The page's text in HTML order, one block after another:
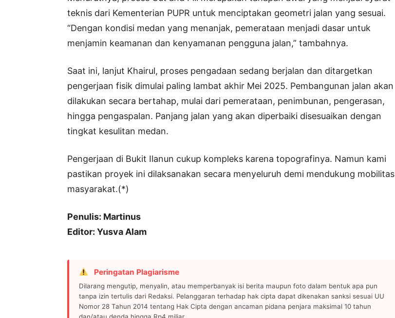
teknis dari Kementerian PUPR untuk menciptakan geometri jalan yang sesuai.
“Dengan kondisi medan yang menanjak, pemerataan menjadi dasar untuk
menjamin keamanan dan kenyamanan pengguna jalan,” tambahnya.
Saat ini, lanjut Khairul, proses pengadaan sedang berjalan dan ditargetkan
pengerjaan fisik dimulai paling lambat akhir Mei 2025. Pembangunan jalan akan
dilakukan secara bertahap, mulai dari pemerataan, penimbunan, pengerasan,
hingga pengaspalan. Panjang jalan yang akan diperbaiki disesuaikan dengan
tingkat kesulitan medan.
Pengerjaan di Bukit Ilanun cukup kompleks karena topografinya. Namun kami
pastikan proyek ini dilaksanakan secara menyeluruh demi mendukung mobilitas
masyarakat.(*)
Penulis: Martinus
Editor: Yusva Alam
Peringatan Plagiarisme
Dilarang mengutip, menyalin, atau memperbanyak isi berita maupun foto dalam bentuk apa pun
tanpa izin tertulis dari Redaksi. Pelanggaran terhadap hak cipta dapat dikenakan sanksi sesuai UU
Nomor 28 Tahun 2014 tentang Hak Cipta dengan ancaman pidana penjara maksimal 10 tahun